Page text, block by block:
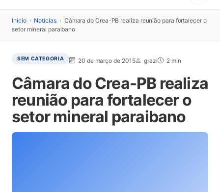
Início › Notícias › Câmara do Crea-PB realiza reunião para fortalecer o
setor mineral paraibano
SEM CATEGORIA 20 de março de 2015 grazi 2 min
Câmara do Crea-PB realiza
reunião para fortalecer o
setor mineral paraibano